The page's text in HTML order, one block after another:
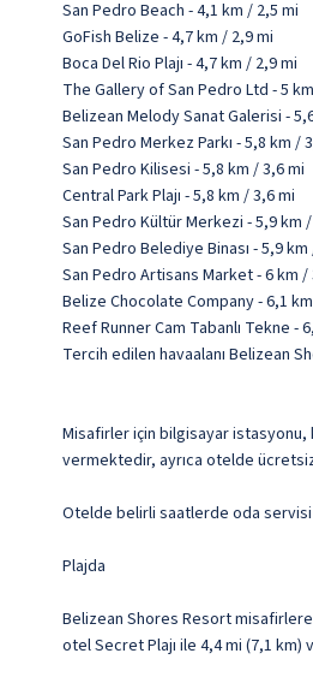
San Pedro Beach - 4,1 km / 2,5 mi
GoFish Belize - 4,7 km / 2,9 mi
Boca Del Rio Plajı - 4,7 km / 2,9 mi
The Gallery of San Pedro Ltd - 5
Belizean Melody Sanat Galerisi -
San Pedro Merkez Parkı - 5,8 km /
San Pedro Kilisesi - 5,8 km / 3,6 mi
Central Park Plajı - 5,8 km / 3,6 mi
San Pedro Kültür Merkezi - 5,9 km
San Pedro Belediye Binası - 5,9 km
San Pedro Artisans Market - 6 km /
Belize Chocolate Company - 6,1
Reef Runner Cam Tabanlı Tekne -
Tercih edilen havaalanı Belizean
Misafirler için bilgisayar
vermektedir, ayrıca otelde
Otelde belirli saatlerde oda servisi
Plajda
Belizean Shores Resort
otel Secret Plajı ile 4,4 mi (7,1